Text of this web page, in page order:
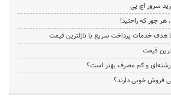
هر جور که راحتید!
هدف خدمات پرداخت سریع با نازلترین قیمت
ترین قیمت
رشته‌ای و کم مصرف بهتر است؟
فروش خوبی دارند؟